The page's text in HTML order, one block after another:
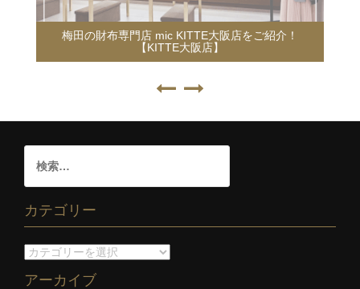
梅田の財布専門店 mic KITTE大阪店をご紹介！
【KITTE大阪店】
カテゴリー
アーカイブ